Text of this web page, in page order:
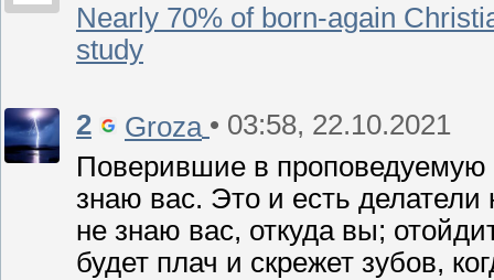
Nearly 70% of born-again
study
2 Groza • 03:58, 22.10.2021
Поверившие в проповедуемую
знаю вас. Это и есть
не знаю вас, откуда вы;
будет плач и скрежет зубов,